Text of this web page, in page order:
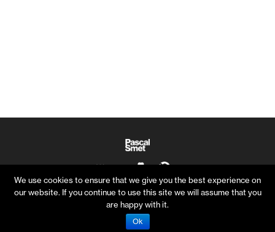
We use cookies to ensure that we give you the best experience on
our website. If you continue to use this site we will assume that you
are happy with it.
Ok